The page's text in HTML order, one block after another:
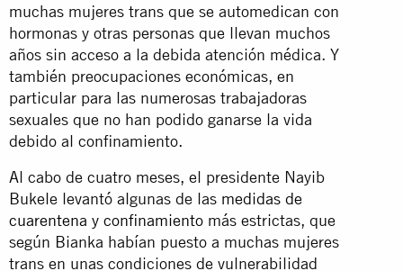
muchas mujeres trans que se automedican con
hormonas y otras personas que llevan muchos
años sin acceso a la debida atención médica. Y
también preocupaciones económicas, en
particular para las numerosas trabajadoras
sexuales que no han podido ganarse la vida
debido al confinamiento.
Al cabo de cuatro meses, el presidente Nayib
Bukele levantó algunas de las medidas de
cuarentena y confinamiento más estrictas, que
según Bianka habían puesto a muchas mujeres
trans en unas condiciones de vulnerabilidad